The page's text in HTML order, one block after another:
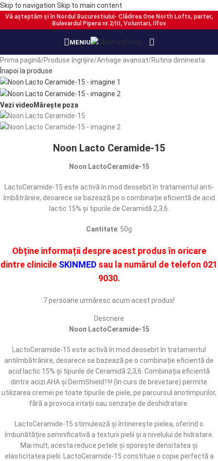
Skip to navigation Skip to main content
Vă așteptăm și în Nordul Bucurestiului- Clădirea One North Lofts, parter,
Bulevardul Pipera nr.2/III, Voluntari, Ilfov
MENIU
Prima pagină/Produse îngrijire/Antiage avansat/Rutina dimineata
Înapoi la produse
Vezi video Mărește poza
Noon Lacto Ceramide-15
Noon LactoCeramide-15
LactoCeramide-15 este activă în mod deosebit în tratamentul anti-
îmbătrânire, deoarece se bazează pe o combinație eficientă de acid
lactic 15% și tipurile de Ceramidă 2,3,6.
Cantitate: 50g
Obține informații despre acest produs în oricare
dintre clinicile SKINMED sau la numărul de telefon 021
9030.
7persoane urmăresc acum acest produs!
Descriere
Noon LactoCeramide-15
LactoCeramide-15 este activă în mod deosebit în tratamentul
antiîmbătrânire, deoarece se bazează pe o combinație eficientă de
acid lactic 15% și tipurile de Ceramidă 2,3,6. Combinația eficientă
dintre acizi AHA și DermShieldTM (în curs de brevetare) permite
utilizarea cremei pe toate tipurile de piele, pe parcursul anotimpurilor,
fără a provoca iritații sau senzație de deshidratare.
LactoCeramide-15 stimulează și întinerește pielea, oferind o
îmbunătățire semnificativă a texturii pielii și a nivelului de hidratare.
Mai mult, acesta reduce petele și sporește densitatea și
elasticitatea pielii. LactoCeramide-15 constituie o copie perfectă a